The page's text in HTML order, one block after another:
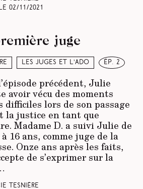
02/11/2021
Les juges et l’ado ép. 2
juge
précédent, Julie
avoir vécu des moments
difficiles lors de son passage
la justice en tant que
Madame D. a suivi Julie de
à 16 ans, comme juge de la
Onze ans après les faits,
de s’exprimer sur la
Tesnière